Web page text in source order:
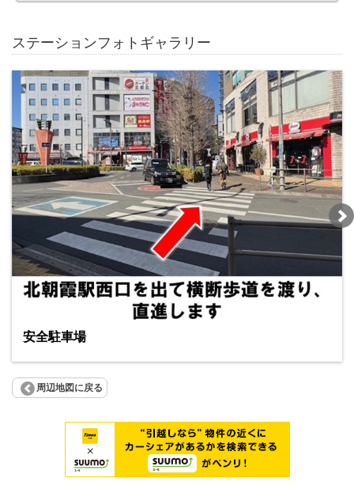
ステーションフォトギャラリー
安全駐車場
周辺地図に戻る